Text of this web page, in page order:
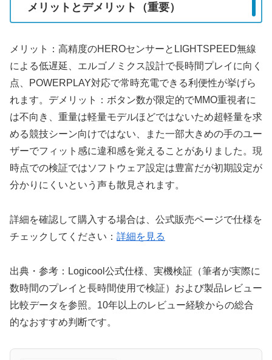
メリットとデメリット（重要）
メリット：高精度のHEROセンサーとLIGHTSPEED無線
による低遅延、エルゴノミクス設計で長時間プレイに向く
点、POWERPLAY対応で常時充電できる利便性が挙げら
れます。デメリット：ボタン数が限定的でMMO重視者に
は不向き、重量は軽量モデルほどではないため超軽量を求
める競技シーン向けではない、また一部大きめの手のユー
ザーでフィット感に違和感を覚えることがありました。現
時点での検証ではソフトウェア設定は豊富だが初期設定が
分かりにくいという声も散見されます。
詳細を確認して購入する場合は、公式販売ページで仕様を
チェックしてください： 詳細を見る
出典・参考：Logicool公式仕様、実機検証（筆者が実際に
数時間のプレイと長時間使用で検証）および製品レビュー
比較データを参照。10年以上のレビュー経験からの総合
的なおすすめ判断です。